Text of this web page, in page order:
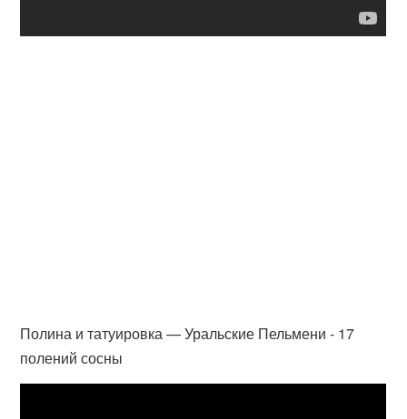
Полина и татуировка — Уральские Пельмени - 17
полений сосны